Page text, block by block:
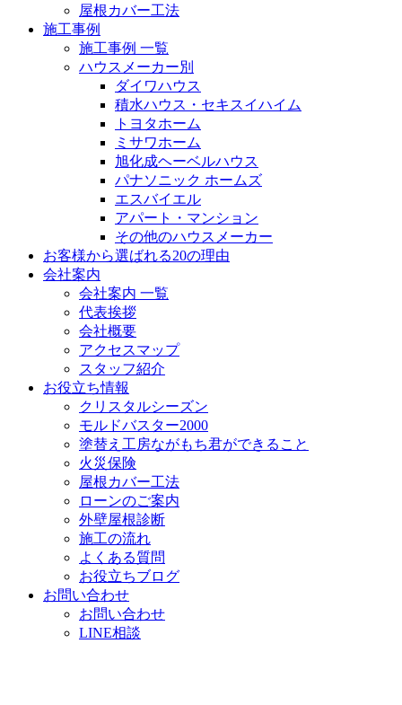
屋根カバー工法
施工事例
施工事例 一覧
ハウスメーカー別
ダイワハウス
積水ハウス・セキスイハイム
トヨタホーム
ミサワホーム
旭化成ヘーベルハウス
パナソニック ホームズ
エスバイエル
アパート・マンション
その他のハウスメーカー
お客様から選ばれる20の理由
会社案内
会社案内 一覧
代表挨拶
会社概要
アクセスマップ
スタッフ紹介
お役立ち情報
クリスタルシーズン
モルドバスター2000
塗替え工房ながもち君ができること
火災保険
屋根カバー工法
ローンのご案内
外壁屋根診断
施工の流れ
よくある質問
お役立ちブログ
お問い合わせ
お問い合わせ
LINE相談